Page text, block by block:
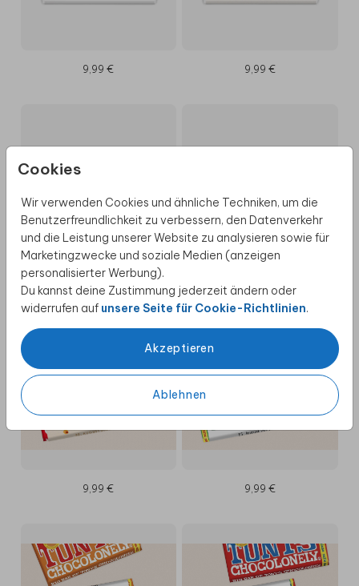
Wir verwenden Cookies und ähnliche Techniken, um die
und die Leistung unserer Website zu analysieren sowie für
Marketingzwecke und soziale Medien (anzeigen
personalisierter Werbung).
Du kannst deine Zustimmung jederzeit ändern oder
widerrufen aufunsere Seite für Cookie-Richtlinien
Akzeptieren
9,99 € 9,99 €
9,99 €
9,99 € 9,99 €